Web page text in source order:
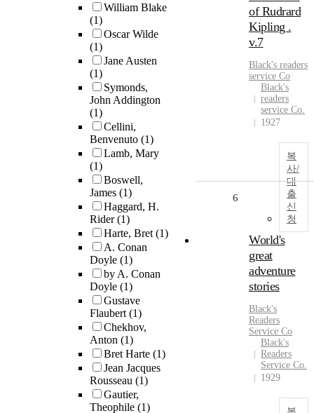
William Blake
(1)
Oscar Wilde
(1)
Jane Austen
(1)
Symonds,
John Addington
(1)
Cellini,
Benvenuto (1)
Lamb, Mary
(1)
Boswell,
James (1)
Haggard, H.
Rider(1)
Harte, Bret(1)
A. Conan
Doyle (1)
by A. Conan
Doyle (1)
Gustave
Flaubert(1)
Chekhov,
Anton (1)
Bret Harte (1)
Jean Jacques
Rousseau (1)
Gautier,
Theophile (1)
of Rudrard
Kipling .
v.7
Black's readers
service Co
Black's
readers
service Co.
1927
복
사/
대
출
신
청
6
World's
great
adventure
stories
Black's
Readers
Service Co
Black's
Readers
Service Co.
1929